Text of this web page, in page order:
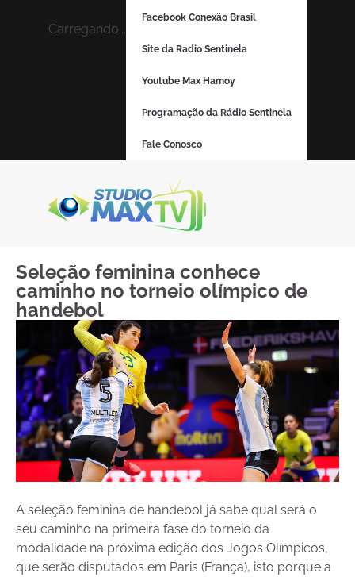
Carregando...
Facebook Conexão Brasil
Site da Radio Sentinela
Youtube Max Hamoy
Programação da Rádio Sentinela
Fale Conosco
Seleção feminina conhece
caminho no torneio olímpico de
handebol
A seleção feminina de handebol já sabe qual será o
seu caminho na primeira fase do torneio da
modalidade na próxima edição dos Jogos Olímpicos,
que serão disputados em Paris (França), isto porque a